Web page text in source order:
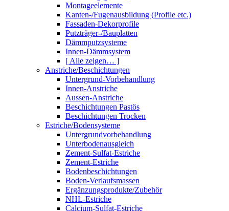
Montageelemente
Kanten-/Fugenausbildung (Profile etc.)
Fassaden-Dekorprofile
Putzträger-/Bauplatten
Dämmputzsysteme
Innen-Dämmsystem
[ Alle zeigen… ]
Anstriche/Beschichtungen
Untergrund-Vorbehandlung
Innen-Anstriche
Aussen-Anstriche
Beschichtungen Pastös
Beschichtungen Trocken
Estriche/Bodensysteme
Untergrundvorbehandlung
Unterbodenausgleich
Zement-Sulfat-Estriche
Zement-Estriche
Bodenbeschichtungen
Boden-Verlaufsmassen
Ergänzungsprodukte/Zubehör
NHL-Estriche
Calcium-Sulfat-Estriche